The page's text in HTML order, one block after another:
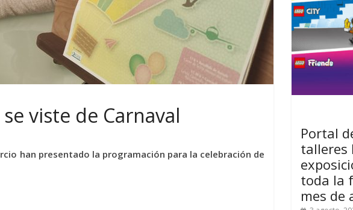
viste de Carnaval
han presentado la programación para la celebración de
Portal
talleres
toda la
mes de